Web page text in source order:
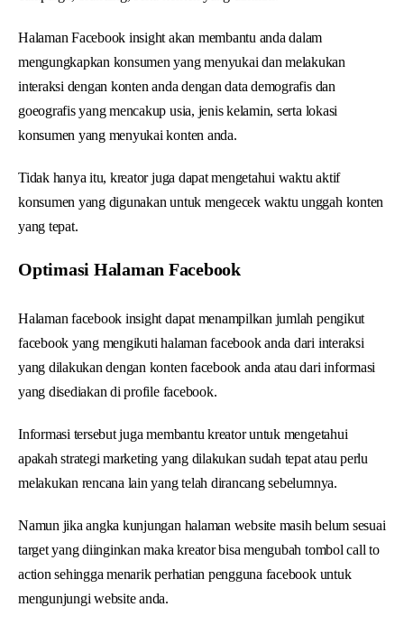
Halaman Facebook insight akan membantu anda dalam
mengungkapkan konsumen yang menyukai dan melakukan
interaksi dengan konten anda dengan data demografis dan
goeografis yang mencakup usia, jenis kelamin, serta lokasi
konsumen yang menyukai konten anda.
Tidak hanya itu, kreator juga dapat mengetahui waktu aktif
konsumen yang digunakan untuk mengecek waktu unggah konten
yang tepat.
Optimasi Halaman Facebook
Halaman facebook insight dapat menampilkan jumlah pengikut
facebook yang mengikuti halaman facebook anda dari interaksi
yang dilakukan dengan konten facebook anda atau dari informasi
yang disediakan di profile facebook.
Informasi tersebut juga membantu kreator untuk mengetahui
apakah strategi marketing yang dilakukan sudah tepat atau perlu
melakukan rencana lain yang telah dirancang sebelumnya.
Namun jika angka kunjungan halaman website masih belum sesuai
target yang diinginkan maka kreator bisa mengubah tombol call to
action sehingga menarik perhatian pengguna facebook untuk
mengunjungi website anda.